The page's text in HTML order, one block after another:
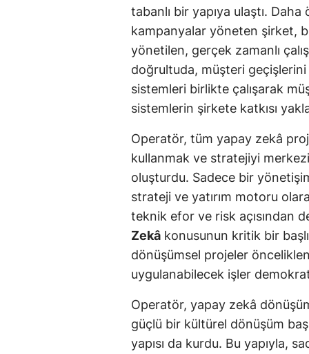
tabanlı bir yapıya ulaştı.
kampanyalar yöneten şirket,
yönetilen, gerçek zamanlı
doğrultuda, müşteri
sistemleri birlikte çalışarak
sistemlerin şirkete katkısı
Operatör, tüm yapay zekâ
kullanmak ve stratejiyi
oluşturdu. Sadece bir
strateji ve yatırım motoru
teknik efor ve risk açısından
Zekâ konusunun kritik bir
dönüşümsel projeler
uygulanabilecek işler
Operatör, yapay zekâ
güçlü bir kültürel dönüşüm
yapısı da kurdu. Bu yapıyla,